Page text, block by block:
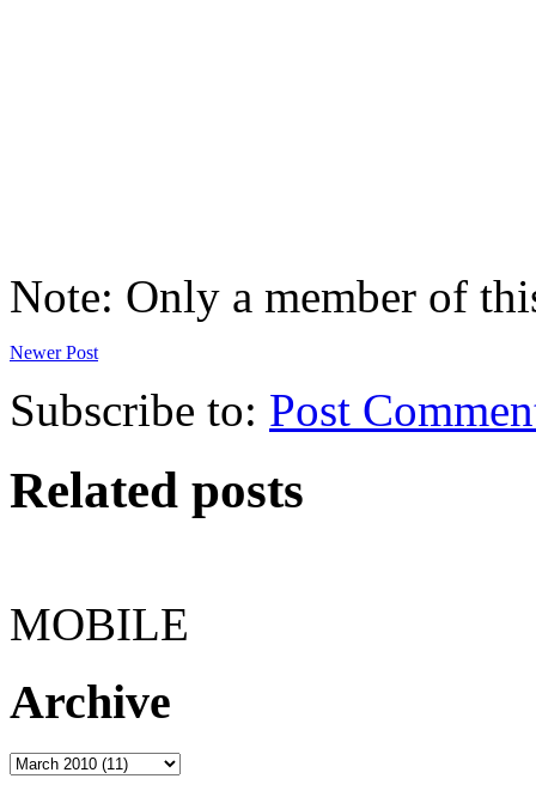
Note: Only a member of
Newer Post
Subscribe to: Post
Related posts
MOBILE
Archive